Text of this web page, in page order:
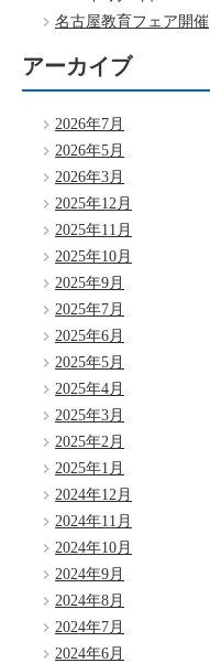
名古屋教育フェア開催
アーカイブ
2026年7月
2026年5月
2026年3月
2025年12月
2025年11月
2025年10月
2025年9月
2025年7月
2025年6月
2025年5月
2025年4月
2025年3月
2025年2月
2025年1月
2024年12月
2024年11月
2024年10月
2024年9月
2024年8月
2024年7月
2024年6月